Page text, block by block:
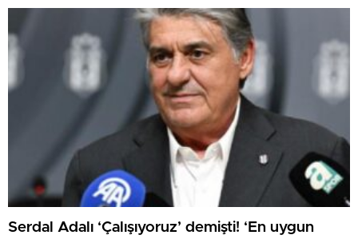
Serdal Adalı ‘Çalışıyoruz’ demişti! ‘En uygun